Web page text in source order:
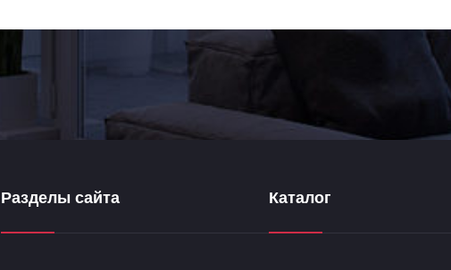
Разделы сайта Каталог